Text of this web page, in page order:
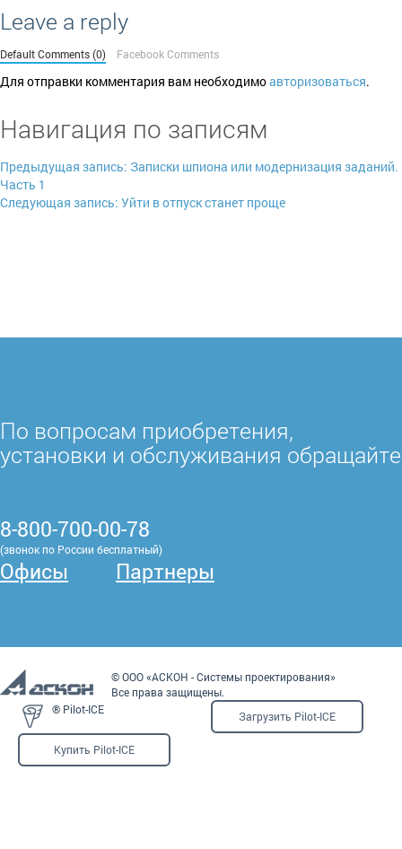
Leave a reply
Default Comments (0) Facebook Comments
Для отправки комментария вам необходимоавторизоваться.
Навигация по записям
Предыдущая запись: Записки шпиона или модернизация заданий.
Часть 1
Следующая запись: Уйти в отпуск станет проще
По вопросам приобретения,
установки и обслуживания
8-800-700-00-78
(звонок по России бесплатный)
Офисы Партнеры
© ООО «АСКОН - Системы проектирования»
Все права защищены.
® Pilot-ICE
Загрузить Pilot-ICE
Купить Pilot-ICE